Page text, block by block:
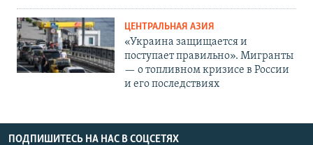
ЦЕНТРАЛЬНАЯ АЗИЯ
«Украина защищается и
поступает правильно». Мигранты
— о топливном кризисе в России
и его последствиях
ПОДПИШИТЕСЬ НА НАС В СОЦСЕТЯХ